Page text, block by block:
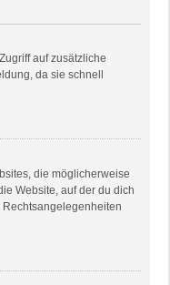
auf zusätzliche
da sie schnell
die möglicherweise
Website, auf der du dich